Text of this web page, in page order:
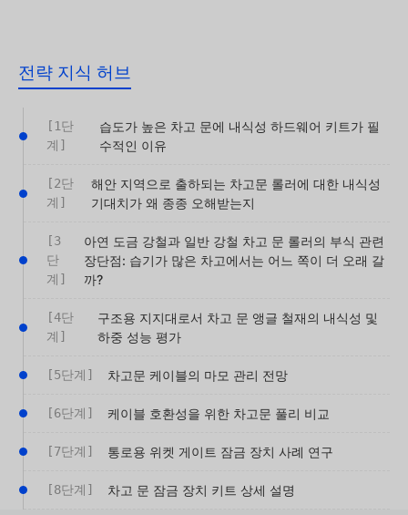
전략 지식 허브
[1단
계]
습도가 높은 차고 문에 내식성 하드웨어 키트가 필
수적인 이유
[2단
계]
해안 지역으로 출하되는 차고문 롤러에 대한 내식성
기대치가 왜 종종 오해받는지
[3
단
계]
아연 도금 강철과 일반 강철 차고 문 롤러의 부식 관련
장단점: 습기가 많은 차고에서는 어느 쪽이 더 오래 갈
까?
[4단
계]
구조용 지지대로서 차고 문 앵글 철재의 내식성 및
하중 성능 평가
[5단계] 차고문 케이블의 마모 관리 전망
[6단계] 케이블 호환성을 위한 차고문 풀리 비교
[7단계] 통로용 위켓 게이트 잠금 장치 사례 연구
[8단계] 차고 문 잠금 장치 키트 상세 설명